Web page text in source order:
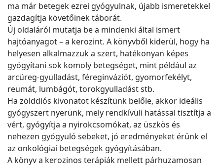
ma már betegek ezrei gyógyulnak, újabb ismeretekkel
gazdagítja követőinek táborát.
Új oldaláról mutatja be a mindenki által ismert
hajtóanyagot – a kerozint. A könyvből kiderül, hogy ha
helyesen alkalmazzuk a szert, hatékonyan képes
gyógyítani sok komoly betegséget, mint például az
arcüreg-gyulladást, féreginváziót, gyomorfekélyt,
reumát, lumbágót, torokgyulladást stb.
Ha zölddiós kivonatot készítünk belőle, akkor ideális
gyógyszert nyerünk, mely rendkívüli hatással tisztítja a
vért, gyógyítja a nyirokcsomókat, az üszkös és
nehezen gyógyuló sebeket, jó eredményeket érünk el
az onkológiai betegségek gyógyításában.
A könyv a kerozinos terápiák mellett párhuzamosan